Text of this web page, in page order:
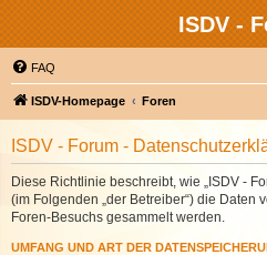
ISDV -
FAQ
ISDV-Homepage Foren
ISDV - Forum -
Diese Richtlinie beschreibt, wie „ISDV -
(im Folgenden „der Betreiber“) die Daten
Foren-Besuchs gesammelt werden.
UMFANG UND ART DER